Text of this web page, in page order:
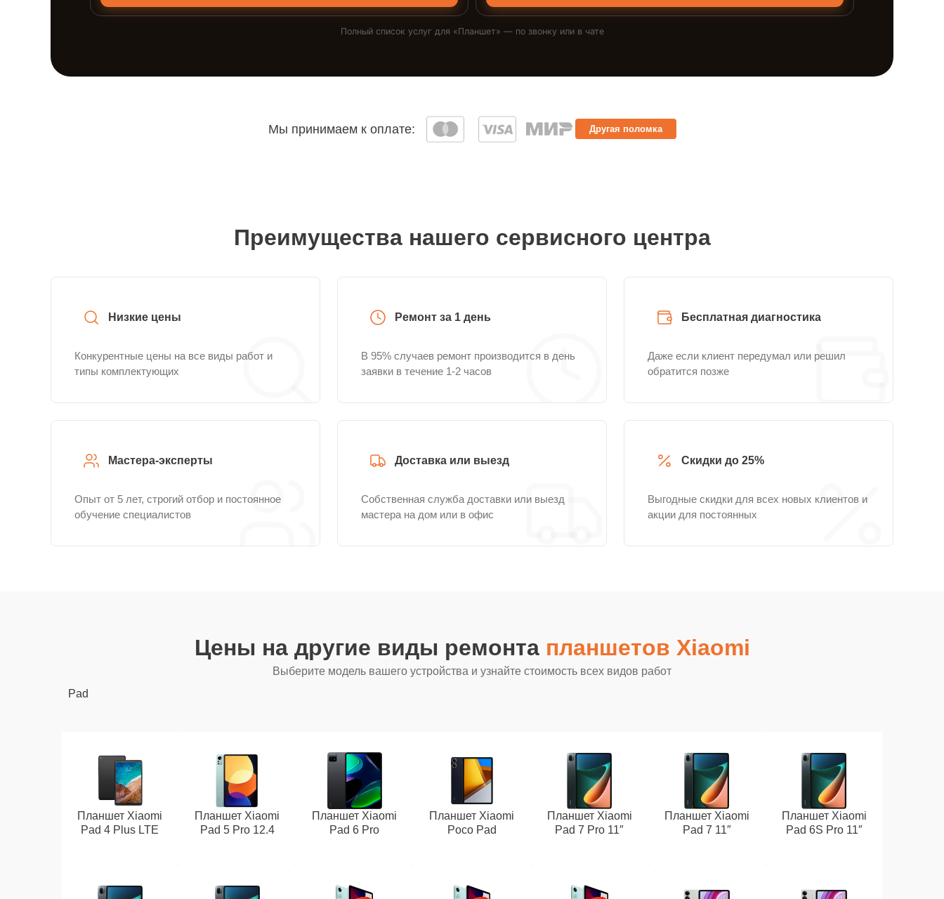
Полный список услуг для «Планшет» — по звонку или в чате
Мы принимаем к оплате: Другая поломка
Преимущества нашего сервисного центра
Низкие цены
Конкурентные цены на все виды работ и
типы комплектующих
Ремонт за 1 день
В 95% случаев ремонт производится в день
заявки в течение 1-2 часов
Бесплатная диагностика
Даже если клиент передумал или решил
обратится позже
Мастера-эксперты
Опыт от 5 лет, строгий отбор и постоянное
обучение специалистов
Доставка или выезд
Собственная служба доставки или выезд
мастера на дом или в офис
Скидки до 25%
Выгодные скидки для всех новых клиентов и
акции для постоянных
Цены на другие виды ремонта планшетов Xiaomi
Выберите модель вашего устройства и узнайте стоимость всех видов работ
Pad
Планшет Xiaomi
Pad 4 Plus LTE
Планшет Xiaomi
Pad 5 Pro 12.4
Планшет Xiaomi
Pad 6 Pro
Планшет Xiaomi
Poco Pad
Планшет Xiaomi
Pad 7 Pro 11″
Планшет Xiaomi
Pad 7 11″
Планшет Xiaomi
Pad 6S Pro 11″